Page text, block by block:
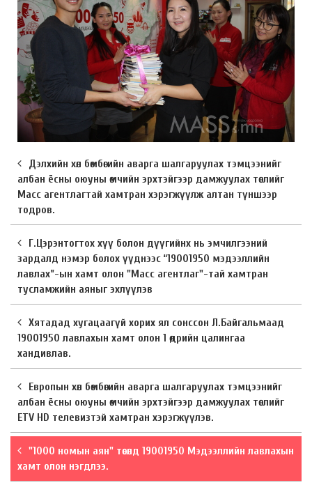
Дэлхийн хөл бөмбөгийн аварга шалгаруулах тэмцээнийг
албан ёсны оюуны өмчийн эрхтэйгээр дамжуулах төслийг
Масс агентлагтай хамтран хэрэгжүүлж алтан түншээр
тодров.
Г.Цэрэнтогтох хүү болон дүүгийнх нь эмчилгээний
зардалд нэмэр болох үүднээс “19001950 мэдээллийн
лавлах”-ын хамт олон "Масс агентлаг"-тай хамтран
тусламжийн аяныг эхлүүлэв
Хятадад хугацаагүй хорих ял сонссон Л.Байгальмаад
19001950 лавлахын хамт олон 1 өдрийн цалингаа
хандивлав.
Европын хөл бөмбөгийн аварга шалгаруулах тэмцээнийг
албан ёсны оюуны өмчийн эрхтэйгээр дамжуулах төслийг
ETV HD телевизтэй хамтран хэрэгжүүлэв.
"1000 номын аян" төсөлд 19001950 Мэдээллийн лавлахын
хамт олон нэгдлээ.